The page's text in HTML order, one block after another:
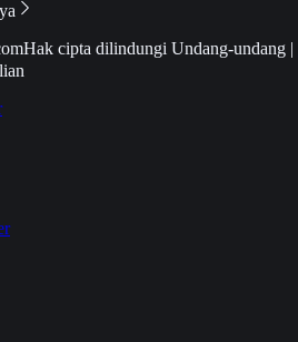
Hak cipta dilindungi Undang-undang |